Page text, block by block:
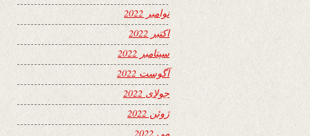
نوامبر 2022
اکتبر 2022
سپتامبر 2022
آگوست 2022
جولای 2022
ژوئن 2022
می 2022